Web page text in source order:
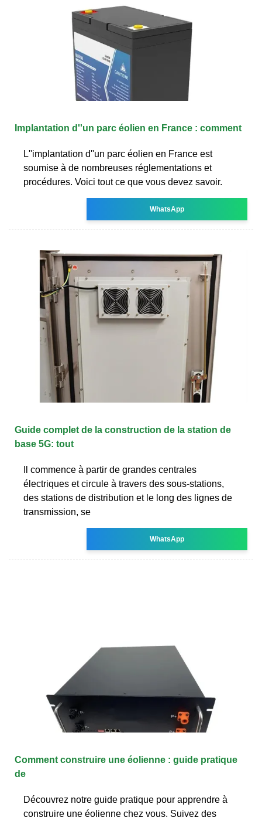
Implantation d''un parc éolien en France : comment
L''implantation d''un parc éolien en France est
soumise à de nombreuses réglementations et
procédures. Voici tout ce que vous devez savoir.
WhatsApp
Guide complet de la construction de la station de
base 5G: tout
Il commence à partir de grandes centrales
électriques et circule à travers des sous-stations,
des stations de distribution et le long des lignes de
transmission, se
WhatsApp
Comment construire une éolienne : guide pratique
de
Découvrez notre guide pratique pour apprendre à
construire une éolienne chez vous. Suivez des